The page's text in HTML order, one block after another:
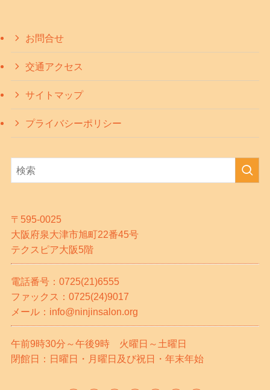
お問合せ
交通アクセス
サイトマップ
プライバシーポリシー
〒595-0025
大阪府泉大津市旭町22番45号
テクスピア大阪5階
電話番号：0725(21)6555
ファックス：0725(24)9017
メール：info@ninjinsalon.org
午前9時30分～午後9時 火曜日～土曜日
閉館日：日曜日・月曜日及び祝日・年末年始